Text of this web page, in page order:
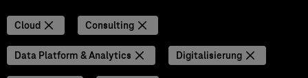
Cloud Consulting
Data Platform & Analytics Digitalisierung